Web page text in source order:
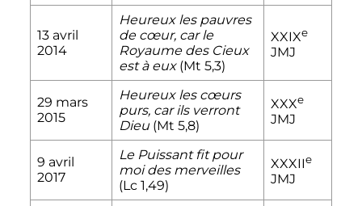
13 avril
2014
Heureux les pauvres
de cœur, car le
Royaume des Cieux
est à eux(Mt 5,3)
XXIXe
JMJ
29 mars
2015
Heureux les cœurs
purs, car ils verront
Dieu (Mt 5,8)
XXXe
JMJ
9 avril
2017
Le Puissant fit pour
moi des merveilles
(Lc 1,49)
XXXIIe
JMJ